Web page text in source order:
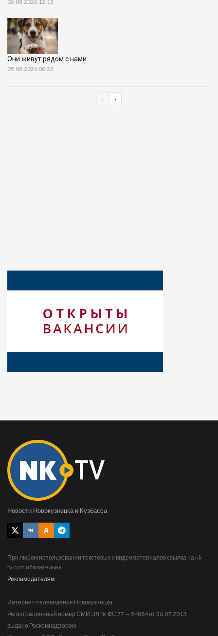
05.08.2026 12:13
Они живут рядом с нами…
05.08.2026 08:22
‹ ›
Новости Новокузнецка и Кузбасса
При любом использовании текстовых и видеоматериалов ссылка на nk-
tv.com обязательна.
Рекламодателям
Интернет-телевидение Новокузнецка
Регистрационный номер СМИ ЭЛ № ФС 77 — 54884 от 26.07.2013
выдано Роскомнадзором